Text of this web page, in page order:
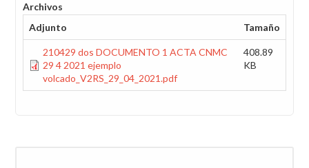
Archivos
Adjunto
Tamaño
210429 dos DOCUMENTO 1 ACTA CNMC
29 4 2021 ejemplo
volcado_V2RS_29_04_2021.pdf
408.89
KB